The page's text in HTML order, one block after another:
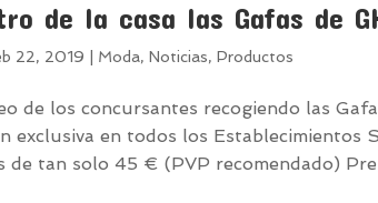
de la casa las Gafas de
22, 2019 Moda,Noticias,Productos
de los concursantes recogiendo las
exclusiva en todos los Establecimientos
de tan solo 45 € (PVP recomendado)